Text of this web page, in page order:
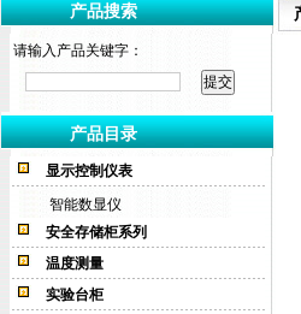
产品搜索
请输入产品关键字：
产品目录
显示控制仪表
智能数显仪
安全存储柜系列
温度测量
实验台柜